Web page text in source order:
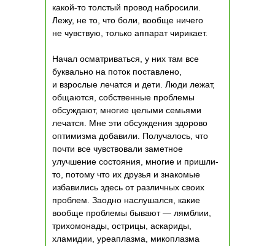
какой-то толстый провод набросили.
Лежу, не то, что боли, вообще ничего
не чувствую, только аппарат чирикает.
Начал осматриваться, у них там все
буквально на поток поставлено,
и взрослые лечатся и дети. Люди лежат,
общаются, собственные проблемы
обсуждают, многие целыми семьями
лечатся. Мне эти обсуждения здорово
оптимизма добавили. Получалось, что
почти все чувствовали заметное
улучшение состояния, многие и пришли-
то, потому что их друзья и знакомые
избавились здесь от различных своих
проблем. Заодно наслушался, какие
вообще проблемы бывают — лямблии,
трихомонады, острицы, аскариды,
хламидии, уреаплазма, микоплазма